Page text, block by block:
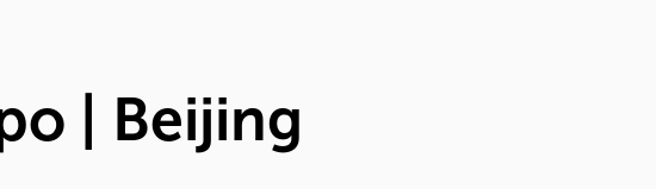
| Beijing